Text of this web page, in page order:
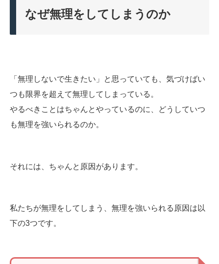
なぜ無理をしてしまうのか
「無理しないで生きたい」と思っていても、気づけばい
つも限界を超えて無理してしまっている。
やるべきことはちゃんとやっているのに、どうしていつ
も無理を強いられるのか。
それには、ちゃんと原因があります。
私たちが無理をしてしまう、無理を強いられる原因は以
下の3つです。